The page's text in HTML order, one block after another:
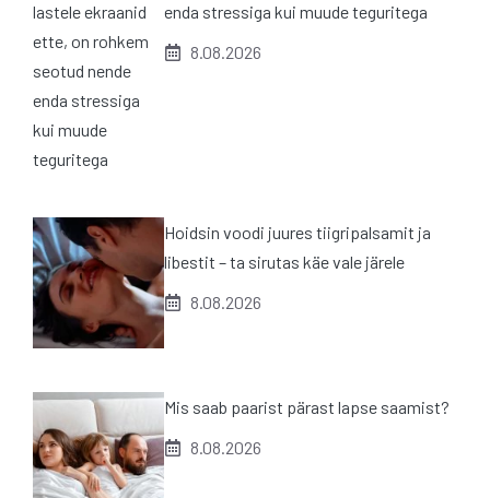
enda stressiga kui muude teguritega
8.08.2026
Hoidsin voodi juures tiigripalsamit ja
libestit – ta sirutas käe vale järele
8.08.2026
Mis saab paarist pärast lapse saamist?
8.08.2026